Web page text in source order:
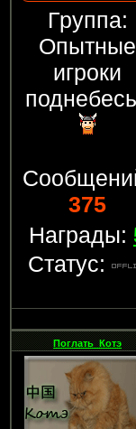
Группа:
Опытные
игроки
375
Награды:
Статус:
Поглать_Котэ